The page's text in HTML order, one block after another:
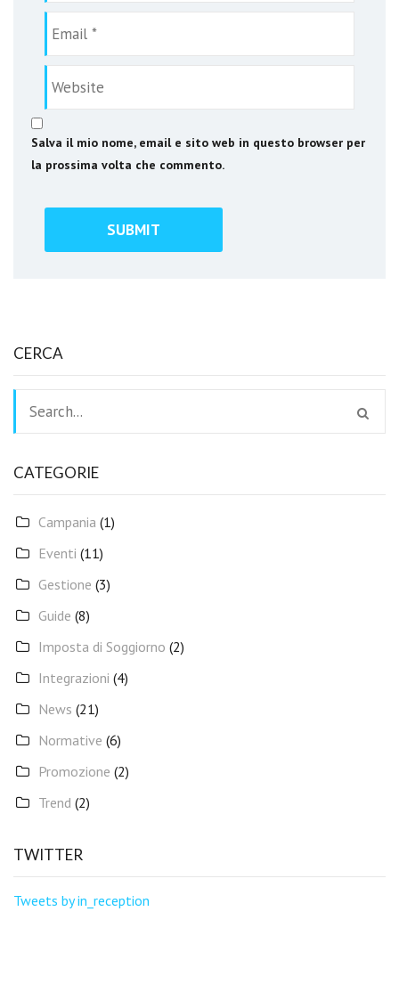
Salva il mio nome, email e sito web in questo browser per
la prossima volta che commento.
CERCA
CATEGORIE
Campania (1)
Eventi (11)
Gestione (3)
Guide (8)
Imposta di Soggiorno (2)
Integrazioni (4)
News (21)
Normative (6)
Promozione (2)
Trend (2)
TWITTER
Tweets by in_reception